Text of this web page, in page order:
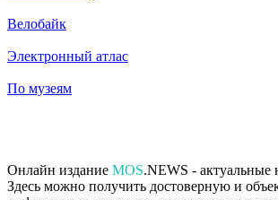
Велобайк
Электронный атлас
По музеям
Онлайн издание MOS.NEWS -
Здесь можно получить достоверную и